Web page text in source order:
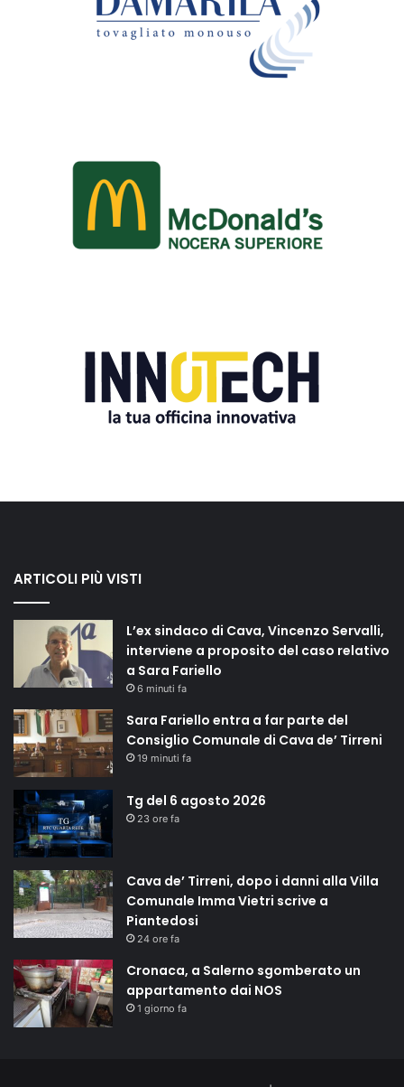
ARTICOLI PIÙ VISTI
L’ex sindaco di Cava, Vincenzo Servalli,
interviene a proposito del caso relativo
a Sara Fariello
6 minuti fa
Sara Fariello entra a far parte del
Consiglio Comunale di Cava de’ Tirreni
19 minuti fa
Tg del 6 agosto 2026
23 ore fa
Cava de’ Tirreni, dopo i danni alla Villa
Comunale Imma Vietri scrive a
Piantedosi
24 ore fa
Cronaca, a Salerno sgomberato un
appartamento dai NOS
1 giorno fa